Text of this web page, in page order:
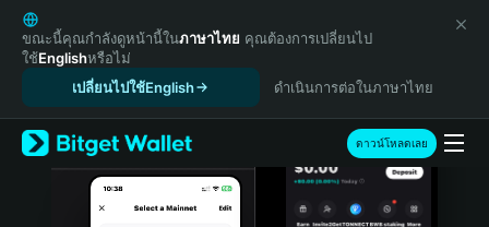
English
日本語
Tiếng Việt
Español (Latinoamérica)
Türkçe
Italiano
ขณะนี้คุณกำลังดูหน้านี้ในภาษาไทย คุณต้องการเปลี่ยนไป
ใช้Englishหรือไม่
เปลี่ยนไปใช้English
ดำเนินการต่อในภาษาไทย
ดาวน์โหลดเลย